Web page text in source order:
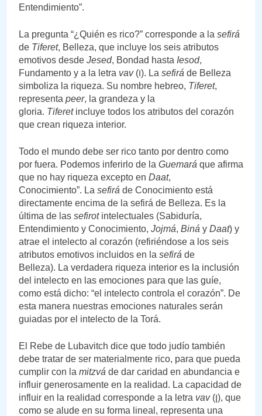
Entendimiento”.
La pregunta “¿Quién es rico?” corresponde a la sefirá
de Tiferet, Belleza, que incluye los seis atributos
emotivos desde Jesed, Bondad hasta Iesod,
Fundamento y a la letra vav (ו). La sefirá de Belleza
simboliza la riqueza. Su nombre hebreo, Tiferet,
representa peer, la grandeza y la
gloria. Tiferetincluye todos los atributos del corazón
que crean riqueza interior.
Todo el mundo debe ser rico tanto por dentro como
por fuera. Podemos inferirlo de la Guemará que afirma
que no hay riqueza excepto en Daat,
Conocimiento”. La sefirá de Conocimiento está
directamente encima de la sefirá de Belleza. Es la
última de las sefirotintelectuales (Sabiduría,
Entendimiento y Conocimiento, Jojmá, Biná y Daat) y
atrae el intelecto al corazón (refiriéndose a los seis
atributos emotivos incluidos en la sefirá de
Belleza). La verdadera riqueza interior es la inclusión
del intelecto en las emociones para que las guíe,
como está dicho: “el intelecto controla el corazón”. De
esta manera nuestras emociones naturales serán
guiadas por el intelecto de la Torá.
El Rebe de Lubavitch dice que todo judío también
debe tratar de ser materialmente rico, para que pueda
cumplir con la mitzvá de dar caridad en abundancia e
influir generosamente en la realidad. La capacidad de
influir en la realidad corresponde a la letra vav(ן), que
como se alude en su forma lineal, representa una